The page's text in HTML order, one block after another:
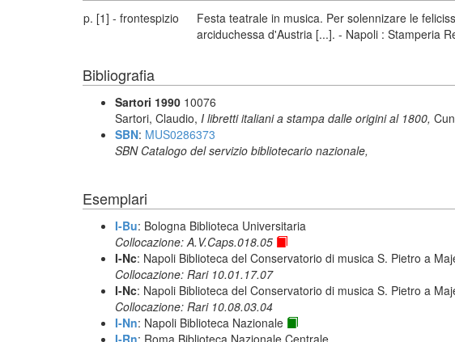
p. [1] - frontespizio
Festa teatrale in musica. Per solennizare le
arciduchessa d'Austria [...]. - Napoli : Stamperia
Bibliografia
Sartori 1990 10076
Sartori, Claudio, I libretti italiani a stampa dalle origini al 1800,
SBN: MUS0286373
SBN Catalogo del servizio bibliotecario nazionale,
Esemplari
I-Bu: Bologna Biblioteca Universitaria
Collocazione: A.V.Caps.018.05
I-Nc: Napoli Biblioteca del Conservatorio di musica S. Pietro a
Collocazione: Rari 10.01.17.07
I-Nc: Napoli Biblioteca del Conservatorio di musica S. Pietro a
Collocazione: Rari 10.08.03.04
I-Nn: Napoli Biblioteca Nazionale
I-Rn: Roma Biblioteca Nazionale Centrale